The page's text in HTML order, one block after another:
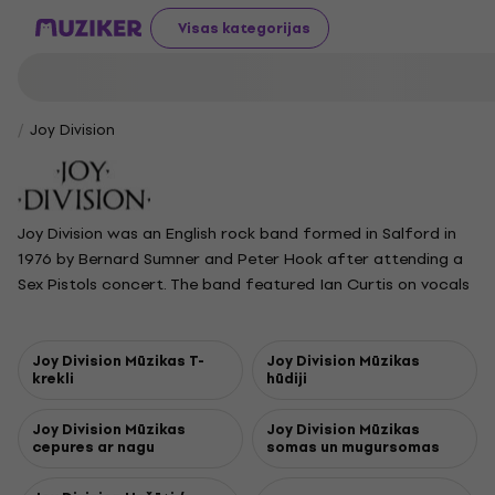
Visas kategorijas
Joy Division
Joy Division was an English rock band formed in Salford in
1976 by Bernard Sumner and Peter Hook after attending a
Sex Pistols concert. The band featured Ian Curtis on vocals
they soon pioneered the post-punk sound, known for their
stark, atmospheric style. Their 1978 debut EP An Ideal for
the release of their acclaimed 1979 album Unknown
Pleasures, produced by Martin Hannett. As their popularity
grew, frontman Ian Curtis struggled with health and
Joy Division Mūzikas T-
krekli
Joy Division Mūzikas
hūdiji
Joy Division Mūzikas
cepures ar nagu
Joy Division Mūzikas
somas un mugursomas